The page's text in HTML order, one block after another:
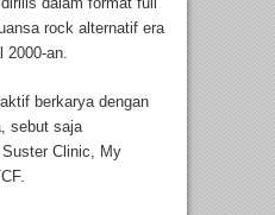
rock alternatif era
2000-an.
berkarya dengan
sebut saja
Clinic, My